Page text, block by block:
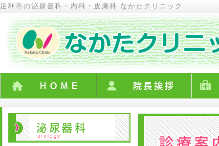
足利市の泌尿器科・内科・皮膚科 なかたクリニック